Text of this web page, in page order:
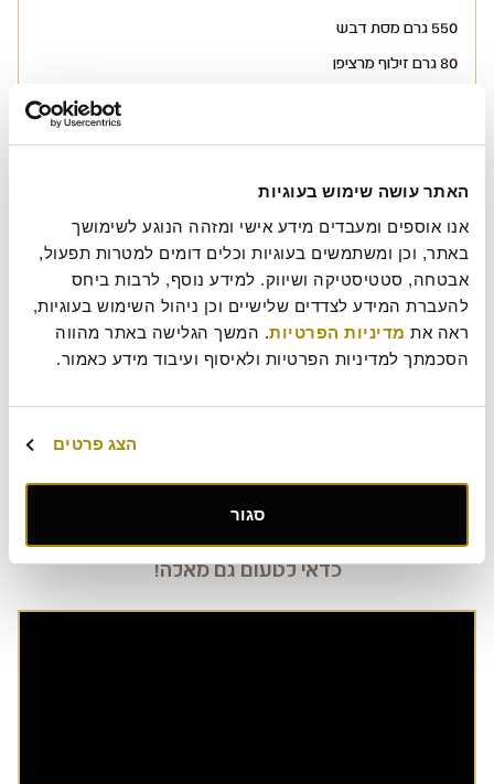
האתר עושה שימוש בעוגיות
ראה את מדיניות הפרטיות
הסכמתך למדיניות הפרטיות ולאיסוף ועיבוד מידע כאמור.
הצג פרטים
סגור
550 גרם מסת דבש
80 גרם זילוף מרציפן
בתבנית אינגליש קייק משומנת, מעבירים את הבלילה ואופים בתנור
בתאבון!
כדאי לטעום גם מאלה!